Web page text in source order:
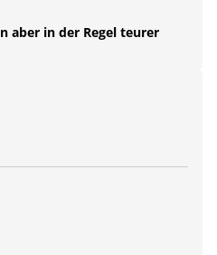
aber in der Regel teurer